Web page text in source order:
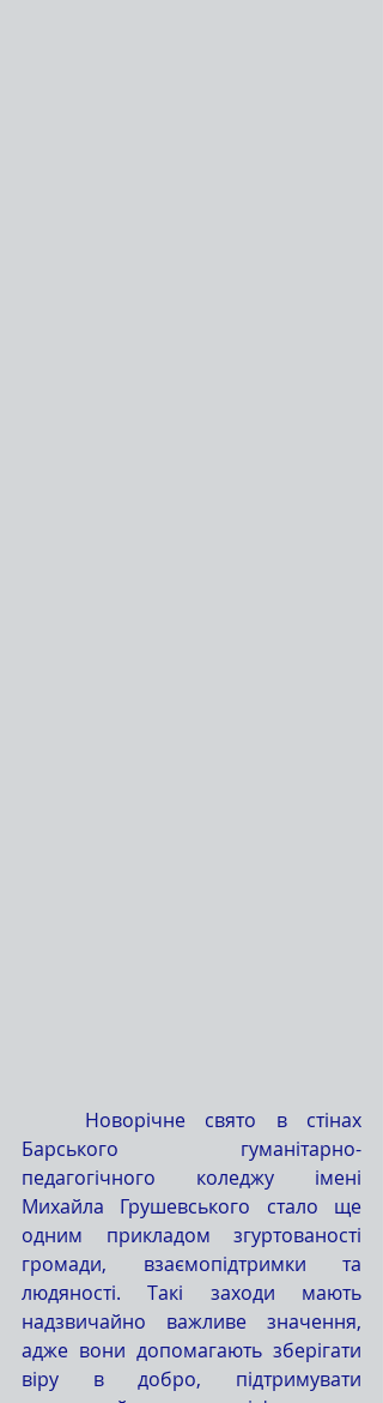
Барського гуманітарно-
педагогічного коледжу імені
Михайла Грушевського стало ще
одним прикладом згуртованості
громади, взаємопідтримки та
людяності. Такі заходи мають
надзвичайно важливе значення,
адже вони допомагають зберігати
віру в добро, підтримувати